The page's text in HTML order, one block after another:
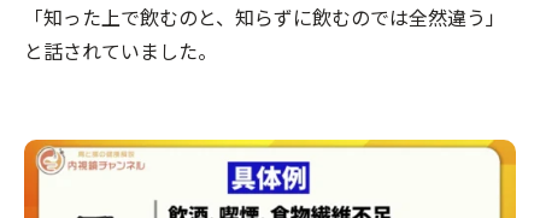
「知った上で飲むのと、知らずに飲むのでは全然違う」
と話されていました。